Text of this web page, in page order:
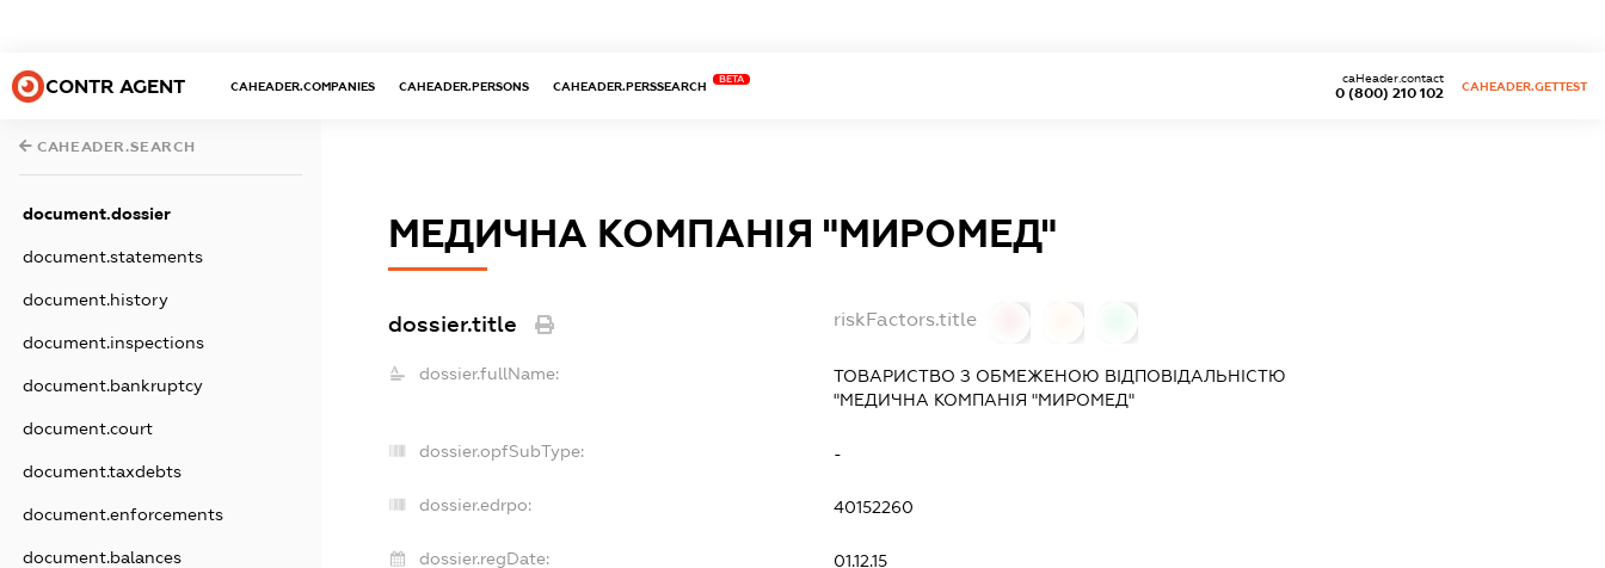
CONTR AGENT CAHEADER.COMPANIES CAHEADER.PERSONS CAHEADER.PERSSEARCH
BETA
0 (800) 210 102
caHeader.contact
CAHEADER.GETTEST
CAHEADER.SEARCH
document.dossier
document.statements
document.history
document.inspections
document.bankruptcy
document.court
document.taxdebts
document.enforcements
document.balances
МЕДИЧНА КОМПАНІЯ "МИРОМЕД"
dossier.title riskFactors.title
dossier.fullName:
ТОВАРИСТВО З ОБМЕЖЕНОЮ ВІДПОВІДАЛЬНІСТЮ
"МЕДИЧНА КОМПАНІЯ "МИРОМЕД"
dossier.opfSubType: -
dossier.edrpo: 40152260
dossier.regDate: 01.12.15